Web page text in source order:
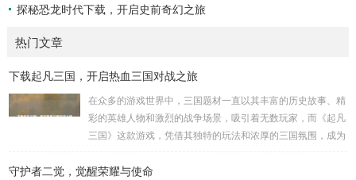
探秘恐龙时代下载，开启史前奇幻之旅
热门文章
下载起凡三国，开启热血三国对战之旅
在众多的游戏世界中，三国题材一直以其丰富的历史故事、精
彩的英雄人物和激烈的战争场景，吸引着无数玩家，而《起凡
三国》这款游戏，凭借其独特的玩法和浓厚的三国氛围，成为
何进行起凡三国下载,开启一段热血的三国对战之旅。 《起凡
守护者二觉，觉醒荣耀与使命